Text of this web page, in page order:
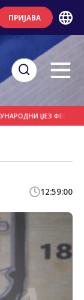
ПРИЈАВА
ЏЕЗ ФЕСТИВАЛ
12:59:00